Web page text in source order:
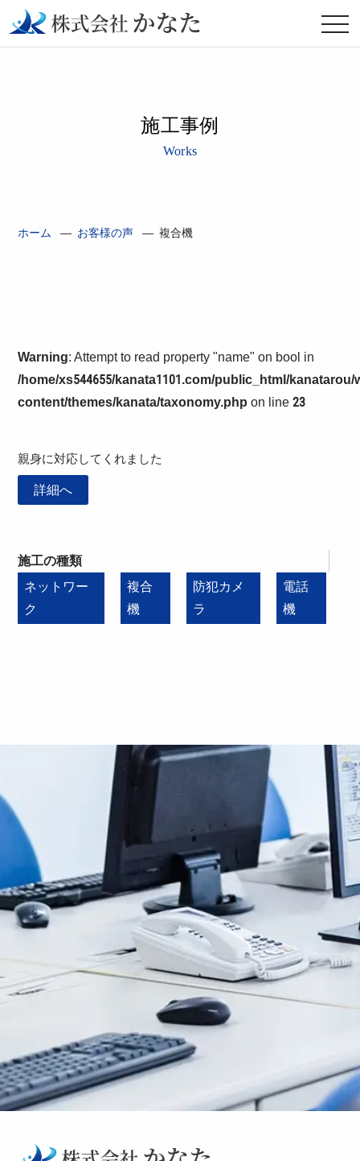
施工事例
Works
ホーム — お客様の声 —複合機
Warning: Attempt to read property "name" on bool in
/home/xs544655/kanata1101.com/public_html/kanatarou/
content/themes/kanata/taxonomy.php on line23
親身に対応してくれました
詳細へ
施工の種類
ネットワー
ク
複合
機
防犯カメ
ラ
電話
機